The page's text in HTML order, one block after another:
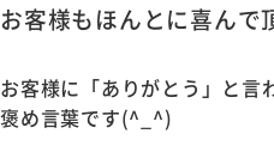
お客様もほんとに喜ん
お客様に「ありがとう」と言
褒め言葉です(^_^)